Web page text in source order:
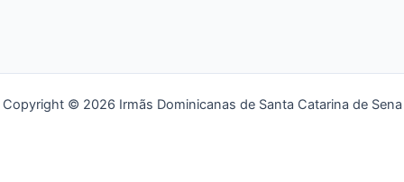
Copyright © 2026 Irmãs Dominicanas de Santa Catarina de Sena